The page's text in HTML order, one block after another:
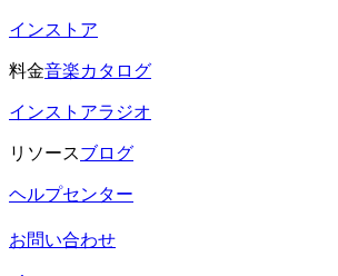
インストア
料金音楽カタログ
インストアラジオ
リソースブログ
ヘルプセンター
お問い合わせ